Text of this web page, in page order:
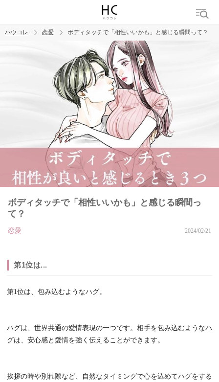
トレンド ワード
ハウコレ 恋愛 ボディタッチで「相性いいかも」と感じる瞬間って？
ボディタッチで「相性いいかも」と感じる瞬間っ
て？
恋愛 2024/02/21
第1位は...
第1位は、包み込むようなハグ。
ハグは、世界共通の愛情表現の一つです。相手を包み込むようなハ
グは、安心感と愛情を強く伝えることができます。
挨拶の時や別れ際など、自然なタイミングで心を込めてハグをする